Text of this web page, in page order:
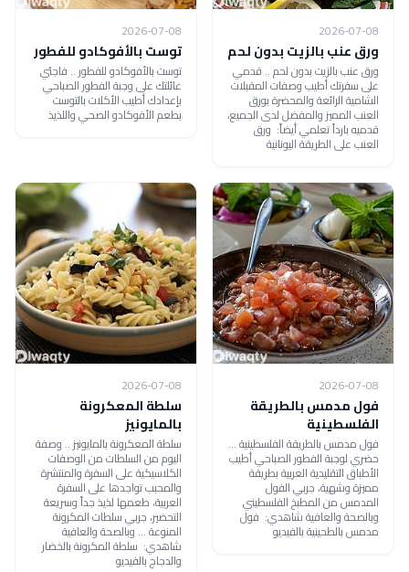
2026-07-08
ورق عنب بالزيت بدون لحم
ورق عنب بالزيت بدون لحم .. قدمي
على سفرتك أطيب وصفات المقبلات
الشامية الرائعة والمحضرة بورق
العنب المميز والمفضل لدى الجميع،
قدميه بارداً تعلمي أيضاً: ورق
العنب على الطريقة اليونانية
2026-07-08
توست بالأفوكادو للفطور
توست بالأفوكادو للفطور .. فاجئي
عائلتك على وجبة الفطور الصباحي
بإعدادك أطيب الأكلات بالتوست
بطعم الأفوكادو الصحي واللذيذ
2026-07-08
فول مدمس بالطريقة
الفلسطينية
فول مدمس بالطريقة الفلسطينية ...
حضري لوجبة الفطور الصباحي أطيب
الأطباق التقليدية العربية بطريقة
مميزة وشهية، جربي الفول
المدمس من المطبخ الفلسطيني
وبالصحة والعافية شاهدي: فول
مدمس بالطحينية بالفيديو
2026-07-08
سلطة المعكرونة
بالمايونيز
سلطة المعكرونة بالمايونيز .. وصفة
اليوم من السلطات من الوصفات
الكلاسيكية على السفرة والمنتشرة
والمحبب تواجدها على السفرة
العربية، طعمها لذيذ جداً وسريعة
التحضير، جربي سلطات المكرونة
المنوعة ... وبالصحة والعافية
شاهدي: سلطة المكرونة بالخضار
والدجاج بالفيديو